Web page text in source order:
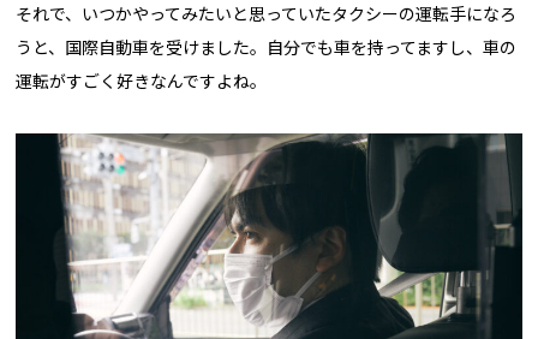
それで、いつかやってみたいと思っていたタクシーの運転手になろ
うと、国際自動車を受けました。自分でも車を持ってますし、車の
運転がすごく好きなんですよね。